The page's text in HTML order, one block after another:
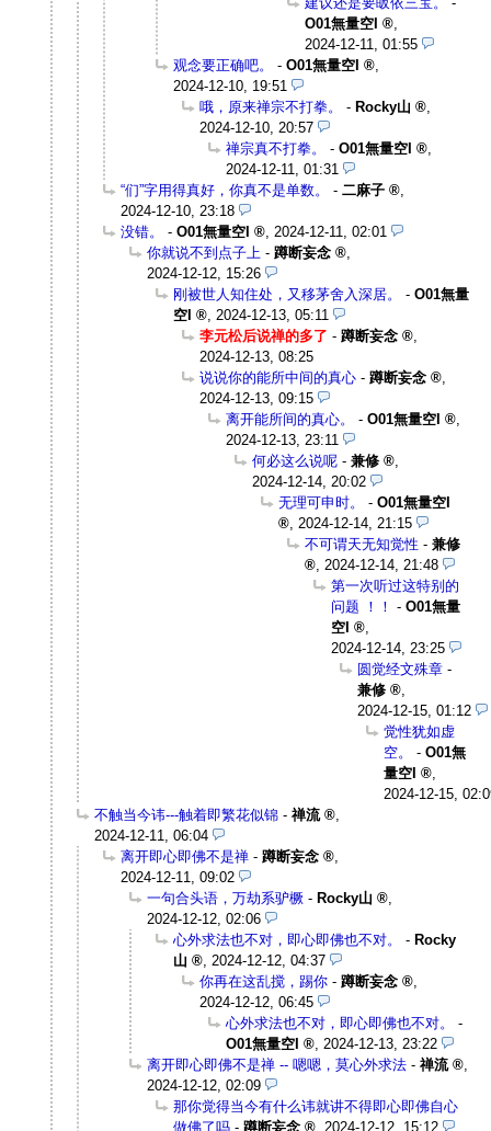
O01無量空I
2024-12-11, 01:55
观念要正确吧。
- O01無量空I
2024-12-10, 19:51
哦，原来禅宗不打拳。
- Rocky山
2024-12-10, 20:57
禅宗真不打拳。
- O01無量空I
2024-12-11, 01:31
“们”字用得真好，你真不是单数。
- 二麻子
2024-12-10, 23:18
没错。
- O01無量空I
2024-12-11, 02:01
你就说不到点子上 - 蹲断妄念
2024-12-12, 15:26
刚被世人知住处，又移茅舍入深居。
- O01無量
空I
2024-12-13, 05:11
李元松后说禅的多了 - 蹲断妄念
2024-12-13, 08:25
说说你的能所中间的真心 - 蹲断妄念
2024-12-13, 09:15
离开能所间的真心。
- O01無量空I
2024-12-13, 23:11
何必这么说呢 - 兼修
2024-12-14, 20:02
无理可申时。
- O01無量空I
2024-12-14, 21:15
不可谓天无知觉性 - 兼修
2024-12-14, 21:48
第一次听过这特别的
问题 ！！ - O01無量
空I
2024-12-14, 23:25
圆觉经文殊章 -
兼修
2024-12-15, 01:12
觉性犹如虚
空。
- O01無
量空I
2024-12-15,
不触当今讳---触着即繁花似锦 - 禅流
2024-12-11, 06:04
离开即心即佛不是禅 - 蹲断妄念
2024-12-11, 09:02
一句合头语，万劫系驴橛 - Rocky山
2024-12-12, 02:06
心外求法也不对，即心即佛也不对。
- Rocky
山
2024-12-12, 04:37
你再在这乱搅，踢你 - 蹲断妄念
2024-12-12, 06:45
心外求法也不对，即心即佛也不对。
-
O01無量空I
2024-12-13, 23:22
离开即心即佛不是禅 -- 嗯嗯，莫心外求法 - 禅流
2024-12-12, 02:09
那你觉得当今有什么讳就讲不得即心即佛自心
做佛了吗 - 蹲断妄念 2024-12-12, 15:12